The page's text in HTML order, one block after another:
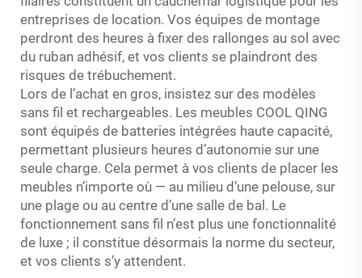
entreprises de location. Vos équipes de montage
perdront des heures à fixer des rallonges au sol avec
du ruban adhésif, et vos clients se plaindront des
risques de trébuchement.
Lors de l’achat en gros, insistez sur des modèles
sans fil et rechargeables. Les meubles COOL QING
sont équipés de batteries intégrées haute capacité,
permettant plusieurs heures d’autonomie sur une
seule charge. Cela permet à vos clients de placer les
meubles n’importe où — au milieu d’une pelouse, sur
une plage ou au centre d’une salle de bal. Le
fonctionnement sans fil n’est plus une fonctionnalité
de luxe ; il constitue désormais la norme du secteur,
et vos clients s’y attendent.